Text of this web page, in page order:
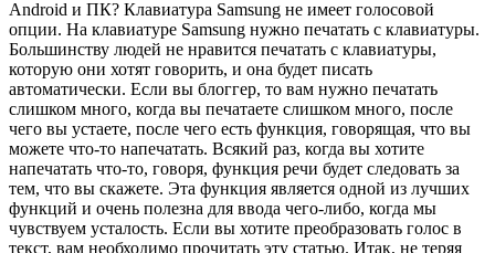
Android и ПК? Клавиатура Samsung не имеет голосовой
опции. На клавиатуре Samsung нужно печатать с клавиатуры.
Большинству людей не нравится печатать с клавиатуры,
которую они хотят говорить, и она будет писать
автоматически. Если вы блоггер, то вам нужно печатать
слишком много, когда вы печатаете слишком много, после
чего вы устаете, после чего есть функция, говорящая, что вы
можете что-то напечатать. Всякий раз, когда вы хотите
напечатать что-то, говоря, функция речи будет следовать за
тем, что вы скажете. Эта функция является одной из лучших
функций и очень полезна для ввода чего-либо, когда мы
чувствуем усталость. Если вы хотите преобразовать голос в
текст, вам необходимо прочитать эту статью. Итак, не теряя